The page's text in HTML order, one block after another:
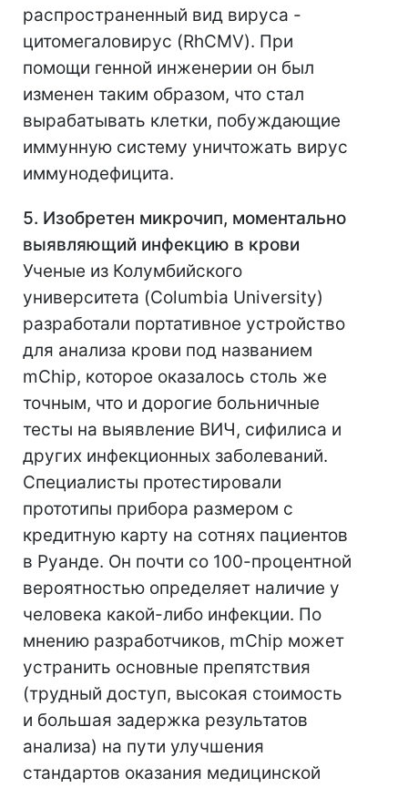
распространенный вид вируса -
цитомегаловирус (RhCMV). При
помощи генной инженерии он был
изменен таким образом, что стал
вырабатывать клетки, побуждающие
иммунную систему уничтожать вирус
иммунодефицита.
5. Изобретен микрочип, моментально
выявляющий инфекцию в крови
Ученые из Колумбийского
университета (Columbia University)
разработали портативное устройство
для анализа крови под названием
mChip, которое оказалось столь же
точным, что и дорогие больничные
тесты на выявление ВИЧ, сифилиса и
других инфекционных заболеваний.
Специалисты протестировали
прототипы прибора размером с
кредитную карту на сотнях пациентов
в Руанде. Он почти со 100-процентной
вероятностью определяет наличие у
человека какой-либо инфекции. По
мнению разработчиков, mChip может
устранить основные препятствия
(трудный доступ, высокая стоимость
и большая задержка результатов
анализа) на пути улучшения
стандартов оказания медицинской